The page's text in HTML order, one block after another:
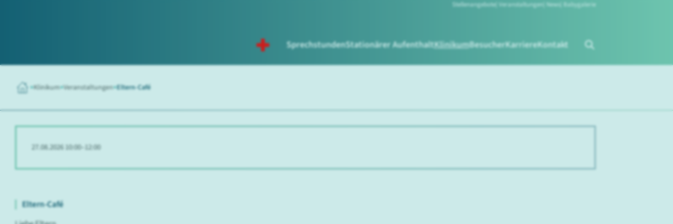
Stellenangebote Veranstaltungen News Babygalerie
SprechstundenStationärer AufenthaltKlinikumBesucherKarriereKontakt
Klinikum Veranstaltungen Eltern-Café
27.08.2026 10:00–12:00
Eltern-Café